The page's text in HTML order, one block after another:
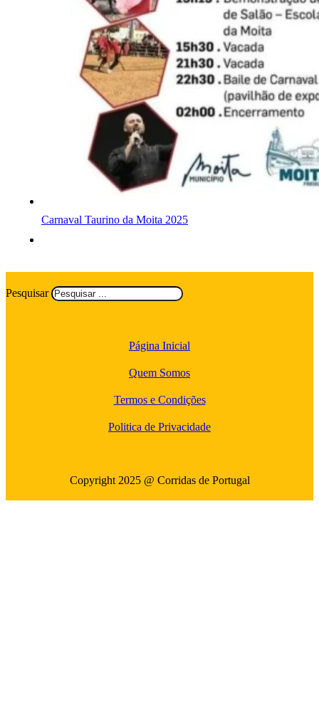
Carnaval Taurino da Moita 2025
Pesquisar
Página Inicial
Quem Somos
Termos e Condições
Politica de Privacidade
Copyright 2025 @ Corridas de Portugal